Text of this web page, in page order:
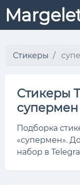
Стикеры
Стикеры
супермен
Подборка
«супермен».
набор в